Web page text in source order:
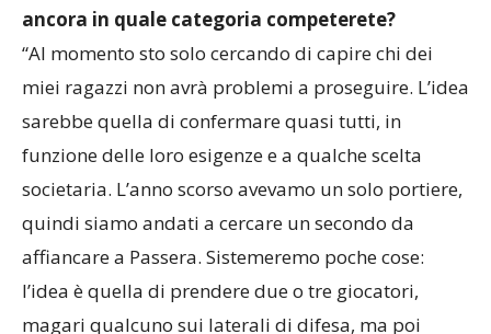
ancora in quale categoria competerete?
“Al momento sto solo cercando di capire chi dei
miei ragazzi non avrà problemi a proseguire. L’idea
sarebbe quella di confermare quasi tutti, in
funzione delle loro esigenze e a qualche scelta
societaria. L’anno scorso avevamo un solo portiere,
quindi siamo andati a cercare un secondo da
affiancare a Passera. Sistemeremo poche cose:
l’idea è quella di prendere due o tre giocatori,
magari qualcuno sui laterali di difesa, ma poi